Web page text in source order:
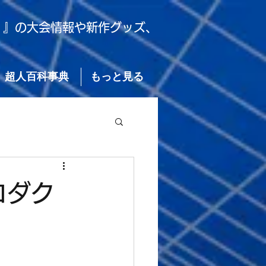
の大会情報や新作グッズ、
超人百科事典 もっと見る
ク